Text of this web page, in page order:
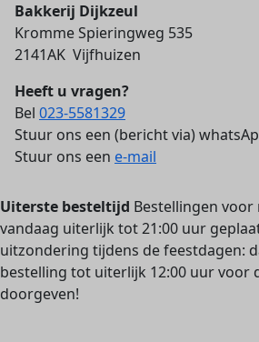
Bakkerij Dijkzeul
Kromme Spieringweg 535
2141AK Vijfhuizen
Heeft u vragen?
Bel 023-5581329
Stuur ons een (bericht via)
Stuur ons een e-mail
Uiterste besteltijd Bestellingen
vandaag uiterlijk tot 21:00 uur
uitzondering tijdens de feestdagen:
bestelling tot uiterlijk 12:00 uur voor
doorgeven!